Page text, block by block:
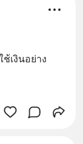
เงินอย่าง